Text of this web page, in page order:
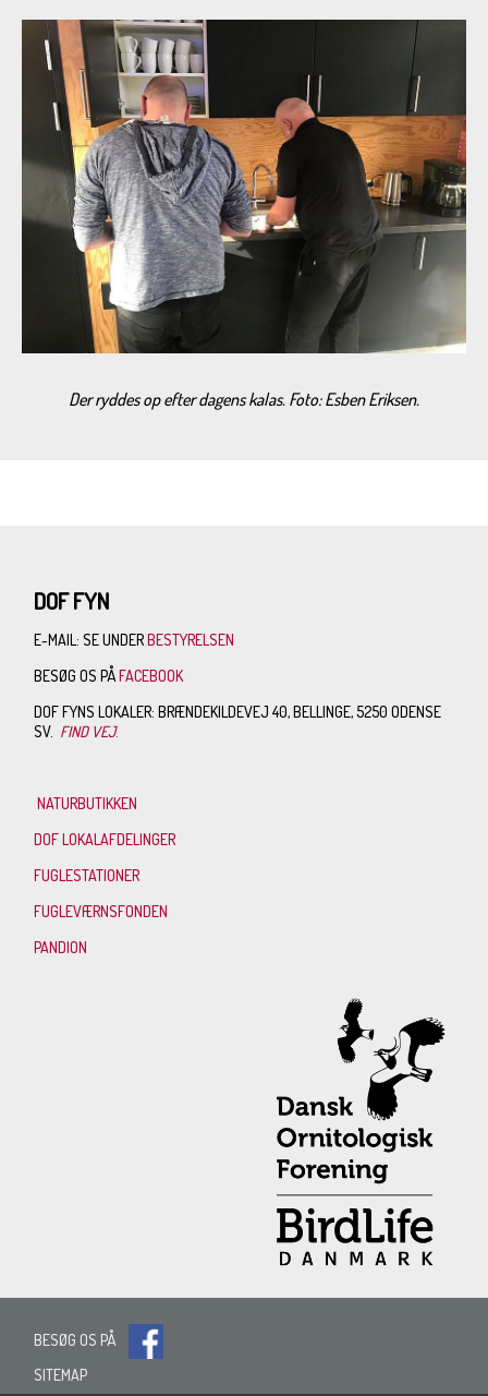
Der ryddes op efter dagens kalas. Foto: Esben Eriksen.
DOF FYN
E-MAIL: SE UNDERBESTYRELSEN
BESØG OS PÅFACEBOOK
DOF FYNS LOKALER: BRÆNDEKILDEVEJ 40, BELLINGE, 5250 ODENSE
SV. FIND VEJ.
NATURBUTIKKEN
DOF LOKALAFDELINGER
FUGLESTATIONER
FUGLEVÆRNSFONDEN
PANDION
BESØG OS PÅ
SITEMAP